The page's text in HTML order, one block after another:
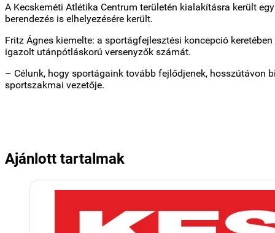
A Kecskeméti Atlétika Centrum területén kialakításra került
berendezés is elhelyezésére került.
Fritz Ágnes kiemelte: a sportágfejlesztési koncepció
igazolt utánpótláskorú versenyzők számát.
– Célunk, hogy sportágaink tovább fejlődjenek, hosszútávon
sportszakmai vezetője.
Ajánlott tartalmak